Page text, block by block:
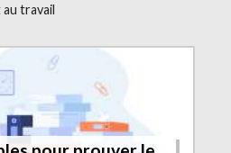
travail